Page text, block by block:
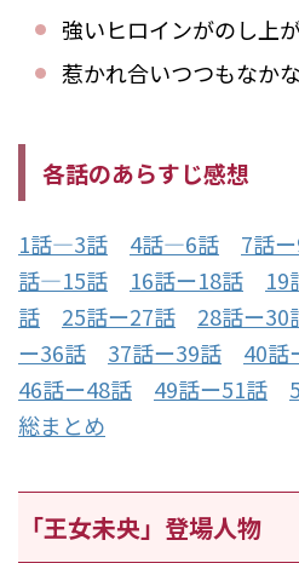
強いヒロインがのし上
惹かれ合いつつもなか
各話のあらすじ感想
1話―3話 4話―6話 7話
話―15話
16話ー18話 19
話
25話ー27話 28話ー30
ー36話
37話ー39話 40話
46話ー48話
49話ー51話
総まとめ
「王女未央」登場人物